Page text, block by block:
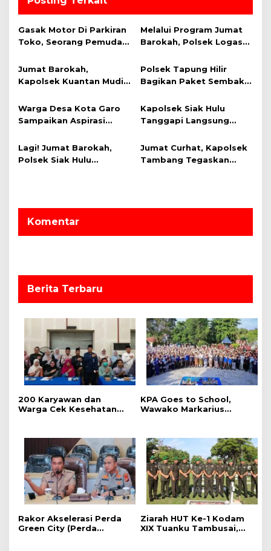
i
p
s
Gasak Motor Di Parkiran
Toko, Seorang Pemuda
Raya
Melalui Program Jumat
Barokah, Polsek Logas
Sembako Kepada Warga
Kurang Mampu
Jumat Barokah,
Kapolsek Kuantan Mudik
Kepada Warga Kurang
Mampu
Polsek Tapung Hilir
Bagikan Paket Sembako
Kota Garo
Warga Desa Kota Garo
Sampaikan Aspirasi
Tapung Hilir
Kapolsek Siak Hulu
Tanggapi Langsung
Teratak Buluh
Lagi! Jumat Barokah,
Polsek Siak Hulu
Jumat Curhat, Kapolsek
Tambang Tegaskan
Komentar
Berita Terbaru
‎200 Karyawan dan
Warga Cek Kesehatan
‎KPA Goes to School,
‎Wawako Markarius
Kalangan Pelajar
Rakor Akselerasi Perda
Green City (Perda
Ziarah HUT Ke-1 Kodam
XIX Tuanku Tambusai,